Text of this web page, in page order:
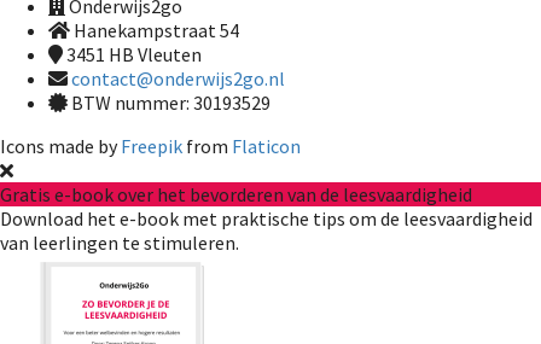
Onderwijs2go
Hanekampstraat 54
3451 HB Vleuten
contact@onderwijs2go.nl
BTW nummer: 30193529
Icons made byFreepik from Flaticon
Gratis e-book over het bevorderen van de leesvaardigheid
Download het e-book met praktische tips om de leesvaardigheid
van leerlingen te stimuleren.